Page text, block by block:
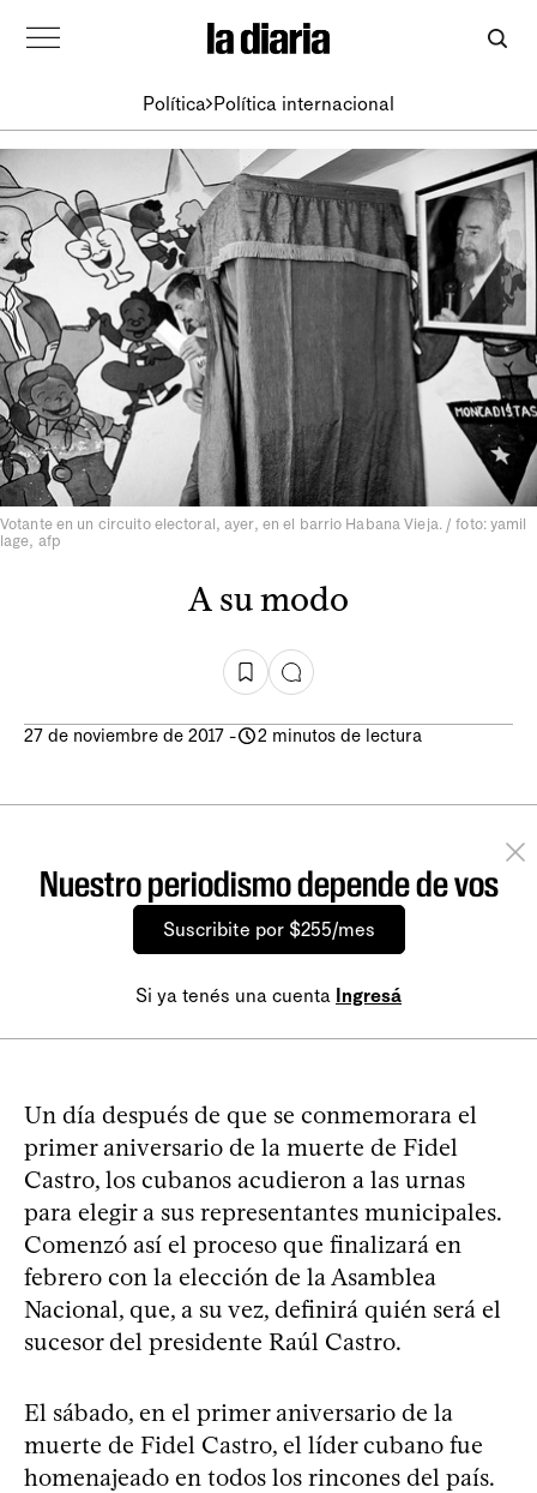
Política Política internacional
Votante en un circuito electoral, ayer, en el barrio Habana Vieja. / foto: yamil
lage, afp
A su modo
27 de noviembre de 2017 - 2 minutos de lectura
Nuestro periodismo depende de vos
Suscribite por $255/mes
Si ya tenés una cuenta Ingresá
Un día después de que se conmemorara el
primer aniversario de la muerte de Fidel
Castro, los cubanos acudieron a las urnas
para elegir a sus representantes municipales.
Comenzó así el proceso que finalizará en
febrero con la elección de la Asamblea
Nacional, que, a su vez, definirá quién será el
sucesor del presidente Raúl Castro.
El sábado, en el primer aniversario de la
muerte de Fidel Castro, el líder cubano fue
homenajeado en todos los rincones del país.